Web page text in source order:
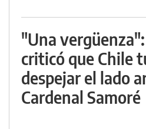
"Una
criticó que Chile
despejar el lado
Cardenal Samoré